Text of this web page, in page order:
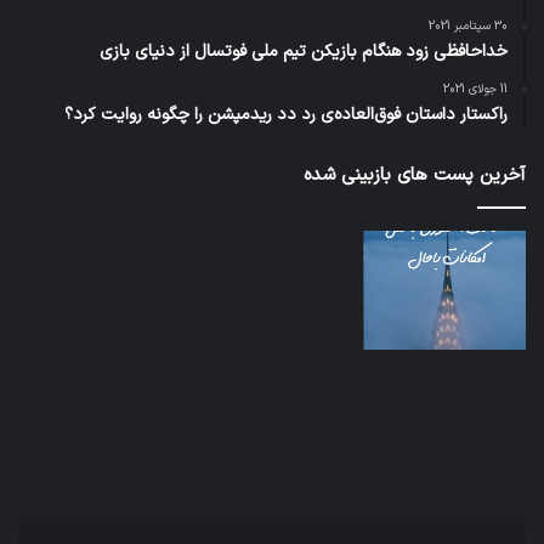
30 سپتامبر 2021
خداحافظی زود هنگام بازیکن تیم ملی فوتسال از دنیای بازی
11 جولای 2021
راکستار داستان فوق‌العاده‌ی رد دد ریدمپشن را چگونه روایت کرد؟
آخرین پست های بازبینی شده